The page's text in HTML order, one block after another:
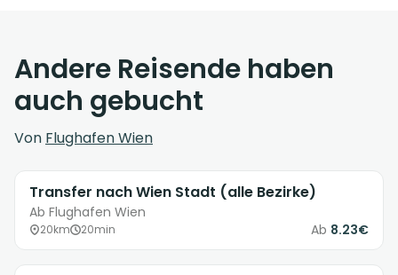
Andere Reisende haben
auch gebucht
Von Flughafen Wien
Transfer nach Wien Stadt (alle Bezirke)
Ab Flughafen Wien
20km 20min Ab 8.23€